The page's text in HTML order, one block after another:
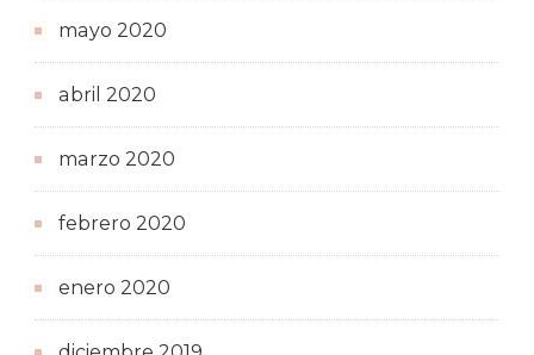
mayo 2020
abril 2020
marzo 2020
febrero 2020
enero 2020